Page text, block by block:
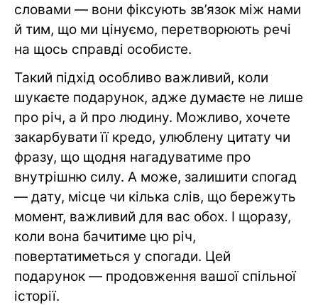
словами — вони фіксують зв’язок між нами
й тим, що ми цінуємо, перетворюють речі
на щось справді особисте.
Такий підхід особливо важливий, коли
шукаєте подарунок, адже думаєте не лише
про річ, а й про людину. Можливо, хочете
закарбувати її кредо, улюблену цитату чи
фразу, що щодня нагадуватиме про
внутрішню силу. А може, залишити спогад
— дату, місце чи кілька слів, що бережуть
момент, важливий для вас обох. І щоразу,
коли вона бачитиме цю річ,
повертатиметься у спогади. Цей
подарунок — продовження вашої спільної
історії.